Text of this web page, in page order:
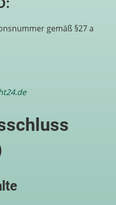
gemäß §27 a